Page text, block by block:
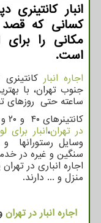
انبار
كسانی كه قصد
مكانی را برای
است.
اجاره انبار
ساعته حتی روزهای
کانتینرهای ۴۰ و ۲۰ و ۱۰ فوت جهت
در تهران،انبار برای
وسایل رستورانها
سنگین و غیره در
اجاره انباری در
منزل و ... دارند.
اجاره انبار در تهران